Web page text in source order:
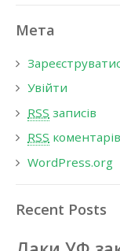
Мета
Увійти
RSS записів
RSS коментарів
WordPress.org
Recent Posts